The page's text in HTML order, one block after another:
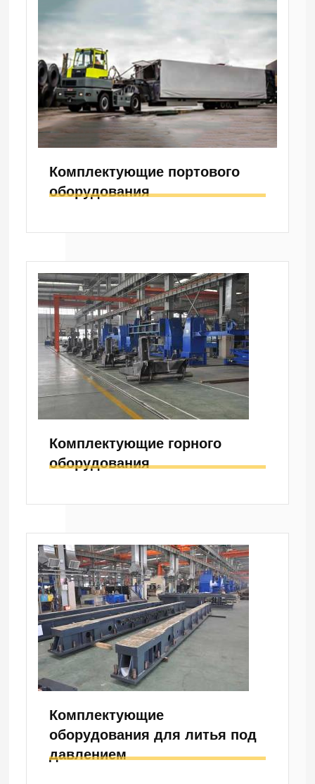
Комплектующие портового
оборудования
Комплектующие горного
оборудования
Комплектующие
оборудования для литья под
давлением